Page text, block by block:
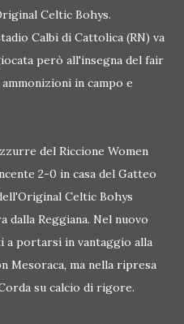
Celtic Bohys.
Calbi di Cattolica (RN) va
però all'insegna del fair
in campo e
del Riccione Women
2-0 in casa del Gatteo
Celtic Bohys
Reggiana. Nel nuovo
portarsi in vantaggio alla
Mesoraca, ma nella ripresa
su calcio di rigore.